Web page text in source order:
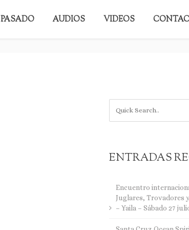
PASADO AUDIOS VIDEOS
ENTRADAS
Encuentro
Juglares, Trovadores
– Yaila – Sábado 27